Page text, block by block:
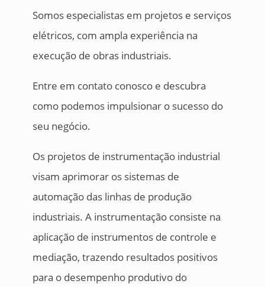
Somos especialistas em projetos e serviços
elétricos, com ampla experiência na
execução de obras industriais.
Entre em contato conosco e descubra
como podemos impulsionar o sucesso do
seu negócio.
Os projetos de instrumentação industrial
visam aprimorar os sistemas de
automação das linhas de produção
industriais. A instrumentação consiste na
aplicação de instrumentos de controle e
mediação, trazendo resultados positivos
para o desempenho produtivo do